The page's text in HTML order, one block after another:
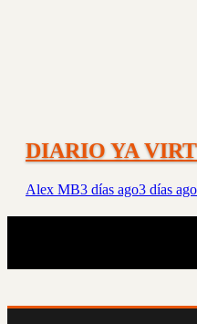
DIARIO YA
Alex MB3 días ago3 días ago